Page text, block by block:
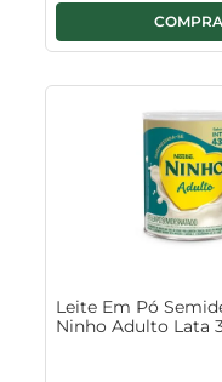
Leite Em Pó
Ninho Adulto Lata